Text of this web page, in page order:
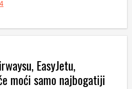
EasyJetu,
moći samo najbogatiji